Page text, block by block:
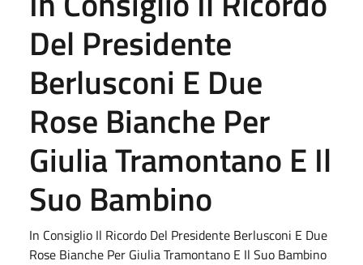
Del Presidente
Berlusconi E Due
Rose Bianche Per
Giulia Tramontano E Il
Suo Bambino
In Consiglio Il Ricordo Del Presidente Berlusconi E Due
Rose Bianche Per Giulia Tramontano E Il Suo Bambino